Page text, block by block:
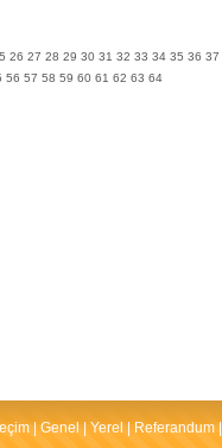
26 27 28 29 30 31 32 33 34 35 36 37
56 57 58 59 60 61 62 63 64
Genel Yerel Referandum